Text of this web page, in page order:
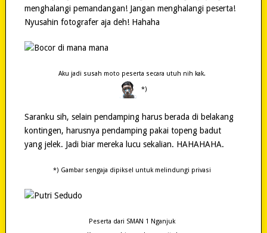
menghalangi pemandangan! Jangan menghalangi peserta!
Nyusahin fotografer aja deh! Hahaha
Aku jadi susah moto peserta secara utuh nih kak.
*)
Saranku sih, selain pendamping harus berada di belakang
kontingen, harusnya pendamping pakai topeng badut
yang jelek. Jadi biar mereka lucu sekalian. HAHAHAHA.
*) Gambar sengaja dipiksel untuk melindungi privasi
Peserta dari SMAN 1 Nganjuk